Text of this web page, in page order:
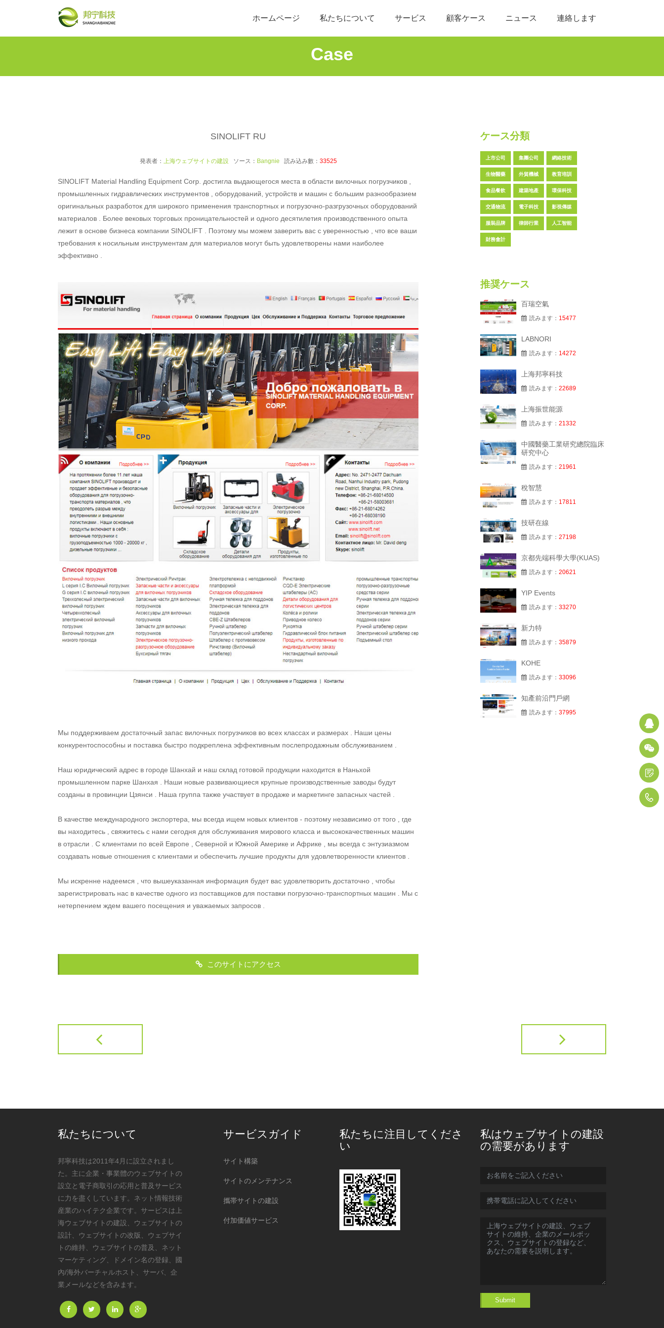
ホームページ 私たちについて サービス 顧客ケース ニュース 連絡します
Case
SINOLIFT RU
発表者： 上海ウェブサイトの建設 ソース： Bangnie 読み込み數： 33525
SINOLIFT Material Handling Equipment Corp. достигла выдающегося места в области вилочных погрузчиков ,
промышленных гидравлических инструментов , оборудований, устройств и машин с большим разнообразием
оригинальных разработок для широкого применения транспортных и погрузочно-разгрузочных оборудований
материалов . Более вековых торговых проницательностей и одного десятилетия производственного опыта
лежит в основе бизнеса компании SINOLIFT . Поэтому мы можем заверить вас с уверенностью , что все ваши
требования к носильным инструментам для материалов могут быть удовлетворены нами наиболее
эффективно .
Мы поддерживаем достаточный запас вилочных погрузчиков во всех классах и размерах . Наши цены
конкурентоспособны и поставка быстро подкреплена эффективным послепродажным обслуживанием .
Наш юридический адрес в городе Шанхай и наш склад готовой продукции находится в Наньхой
промышленном парке Шанхая . Наши новые развивающиеся крупные производственные заводы будут
созданы в провинции Цзянси . Наша группа также участвует в продаже и маркетинге запасных частей .
В качестве международного экспортера, мы всегда ищем новых клиентов - поэтому независимо от того , где
вы находитесь , свяжитесь с нами сегодня для обслуживания мирового класса и высококачественных машин
в отрасли . С клиентами по всей Европе , Северной и Южной Америке и Африке , мы всегда с энтузиазмом
создавать новые отношения с клиентами и обеспечить лучшие продукты для удовлетворенности клиентов .
Мы искренне надеемся , что вышеуказанная информация будет вас удовлетворить достаточно , чтобы
зарегистрировать нас в качестве одного из поставщиков для поставки погрузочно-транспортных машин . Мы с
нетерпением ждем вашего посещения и уважаемых запросов .
このサイトにアクセス
ケース分類
上市公司 集團公司 網絡技術
生物醫藥 外貿機械 教育培訓
食品餐飲 建築地產 環保科技
交通物流 電子科技 影視傳媒
服裝品牌 律師行業 人工智能
財務會計
推奨ケース
百瑞空氣
読みます： 15477
LABNORI
読みます： 14272
上海邦寧科技
読みます： 22689
上海振世能源
読みます： 21332
中國醫藥工業研究總院臨床
研究中心
読みます： 21961
稅智慧
読みます： 17811
技研在線
読みます： 27198
京都先端科學大學(KUAS)
読みます： 20621
YIP Events
読みます： 33270
新力特
読みます： 35879
KOHE
読みます： 33096
知產前沿門戶網
読みます： 37995
私たちについて
邦寧科技は2011年4月に設立されまし
た。主に企業・事業體のウェブサイトの
設立と電子商取引の応用と普及サービス
に力を盡くしています。ネット情報技術
産業のハイテク企業です。サービスは上
海ウェブサイトの建設、ウェブサイトの
設計、ウェブサイトの改版、ウェブサイ
トの維持、ウェブサイトの普及、ネット
マーケティング、ドメイン名の登録、國
內/海外バーチャルホスト、サーバ、企
業メールなどを含みます。
サービスガイド
サイト構築
サイトのメンテナンス
攜帯サイトの建設
付加価値サービス
私たちに注目してくださ
い
私はウェブサイトの建設
の需要があります
Submit